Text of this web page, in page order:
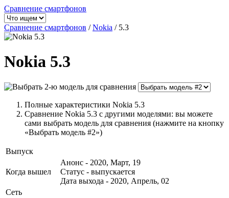
Сравнение смартфонов
Сравнение смартфонов /Nokia / 5.3
Nokia 5.3
Полные характеристики Nokia 5.3
Сравнение Nokia 5.3 с другими моделями: вы можете
сами выбрать модель для сравнения (нажмите на кнопку
«Выбрать модель #2»)
Выпуск
Когда вышел
Анонс - 2020, Март, 19
Статус - выпускается
Дата выхода - 2020, Апрель, 02
Сеть